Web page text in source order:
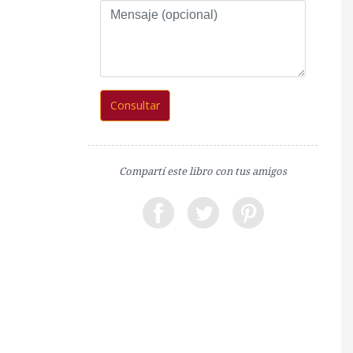
Mensaje
Consultar
Compartí este libro con tus amigos